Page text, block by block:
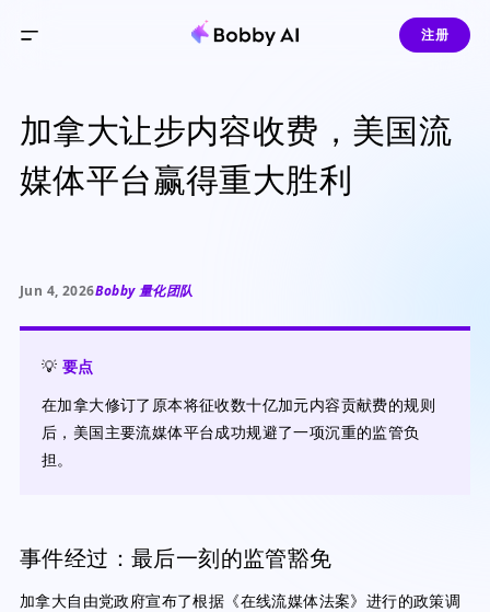
注册
加拿大让步内容收费，美国流
媒体平台赢得重大胜利
Jun 4, 2026Bobby 量化团队
💡 要点
在加拿大修订了原本将征收数十亿加元内容贡献费的规则
后，美国主要流媒体平台成功规避了一项沉重的监管负
担。
事件经过：最后一刻的监管豁免
加拿大自由党政府宣布了根据《在线流媒体法案》进行的政策调